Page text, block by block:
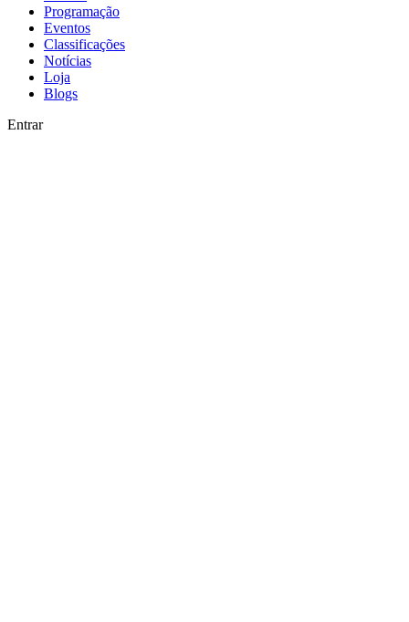
Programação
Eventos
Classificações
Notícias
Loja
Blogs
Entrar